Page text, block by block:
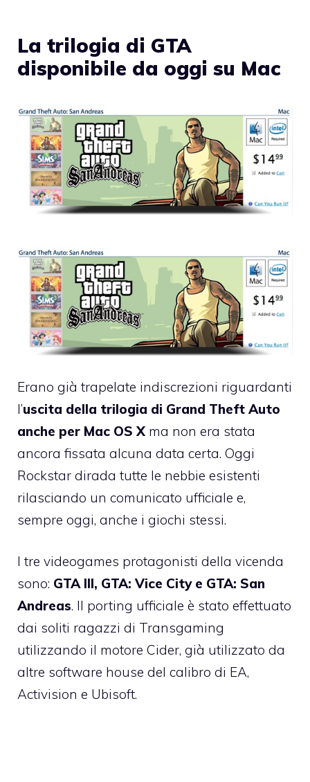
La trilogia di GTA
disponibile da oggi su Mac
Erano già trapelate indiscrezioni riguardanti
l’uscita della trilogia di Grand Theft Auto
anche per Mac OS X ma non era stata
ancora fissata alcuna data certa. Oggi
Rockstar dirada tutte le nebbie esistenti
rilasciando un comunicato ufficiale e,
sempre oggi, anche i giochi stessi.
I tre videogames protagonisti della vicenda
sono: GTA III, GTA: Vice City e GTA: San
Andreas. Il porting ufficiale è stato effettuato
dai soliti ragazzi di Transgaming
utilizzando il motore Cider, già utilizzato da
altre software house del calibro di EA,
Activision e Ubisoft.